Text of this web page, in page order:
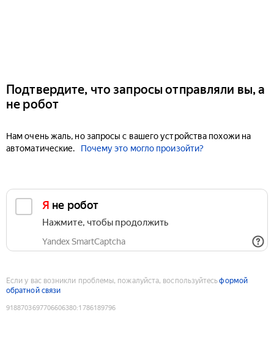
Подтвердите, что запросы отправляли вы, а
не робот
Нам очень жаль, но запросы с вашего устройства похожи на
автоматические.
Почему это могло произойти?
Я не робот
Нажмите, чтобы продолжить
Yandex SmartCaptcha
Если у вас возникли проблемы, пожалуйста, воспользуйтесьформой
обратной связи
9188703697706606380:1786189796